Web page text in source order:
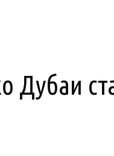
Дубаи